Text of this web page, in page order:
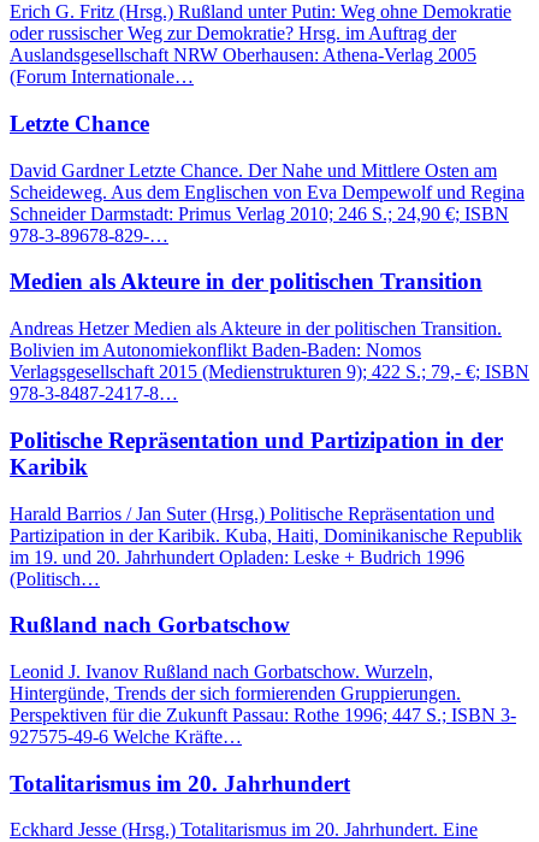
Erich G. Fritz (Hrsg.) Rußland unter Putin: Weg ohne Demokratie
oder russischer Weg zur Demokratie? Hrsg. im Auftrag der
Auslandsgesellschaft NRW Oberhausen: Athena-Verlag 2005
(Forum Internationale…
Letzte Chance
David Gardner Letzte Chance. Der Nahe und Mittlere Osten am
Scheideweg. Aus dem Englischen von Eva Dempewolf und Regina
Schneider Darmstadt: Primus Verlag 2010; 246 S.; 24,90 €; ISBN
978-3-89678-829-…
Medien als Akteure in der politischen Transition
Andreas Hetzer Medien als Akteure in der politischen Transition.
Bolivien im Autonomiekonflikt Baden-Baden: Nomos
Verlagsgesellschaft 2015 (Medienstrukturen 9); 422 S.; 79,- €; ISBN
978-3-8487-2417-8…
Politische Repräsentation und Partizipation in der
Karibik
Harald Barrios / Jan Suter (Hrsg.) Politische Repräsentation und
Partizipation in der Karibik. Kuba, Haiti, Dominikanische Republik
im 19. und 20. Jahrhundert Opladen: Leske + Budrich 1996
(Politisch…
Rußland nach Gorbatschow
Leonid J. Ivanov Rußland nach Gorbatschow. Wurzeln,
Hintergünde, Trends der sich formierenden Gruppierungen.
Perspektiven für die Zukunft Passau: Rothe 1996; 447 S.; ISBN 3-
927575-49-6 Welche Kräfte…
Totalitarismus im 20. Jahrhundert
Eckhard Jesse (Hrsg.) Totalitarismus im 20. Jahrhundert. Eine